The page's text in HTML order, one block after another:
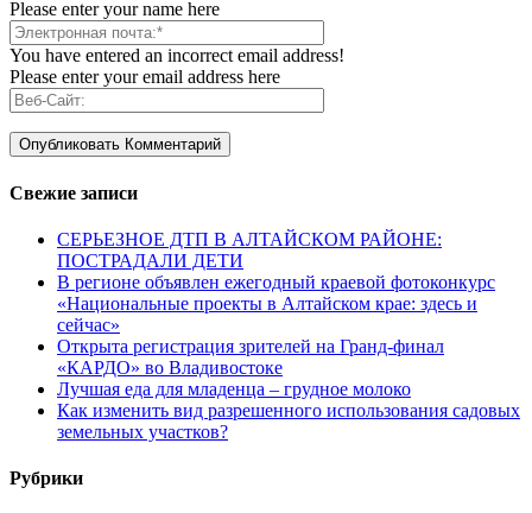
Please enter your name here
You have entered an incorrect email address!
Please enter your email address here
Свежие записи
СЕРЬЕЗНОЕ ДТП В АЛТАЙСКОМ РАЙОНЕ:
ПОСТРАДАЛИ ДЕТИ
В регионе объявлен ежегодный краевой фотоконкурс
«Национальные проекты в Алтайском крае: здесь и
сейчас»
Открыта регистрация зрителей на Гранд-финал
«КАРДО» во Владивостоке
Лучшая еда для младенца – грудное молоко
Как изменить вид разрешенного использования садовых
земельных участков?
Рубрики